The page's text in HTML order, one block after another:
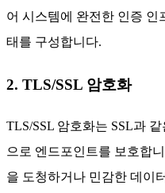
어 시스템에 완전한 인증 인
태를 구성합니다.
2. TLS/SSL 암호화
TLS/SSL 암호화는 SSL과
으로 엔드포인트를 보호합
을 도청하거나 민감한 데이